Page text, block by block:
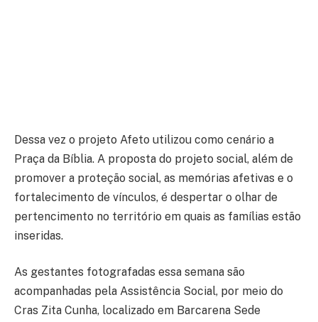
Dessa vez o projeto Afeto utilizou como cenário a
Praça da Bíblia. A proposta do projeto social, além de
promover a proteção social, as memórias afetivas e o
fortalecimento de vínculos, é despertar o olhar de
pertencimento no território em quais as famílias estão
inseridas.
As gestantes fotografadas essa semana são
acompanhadas pela Assistência Social, por meio do
Cras Zita Cunha, localizado em Barcarena Sede